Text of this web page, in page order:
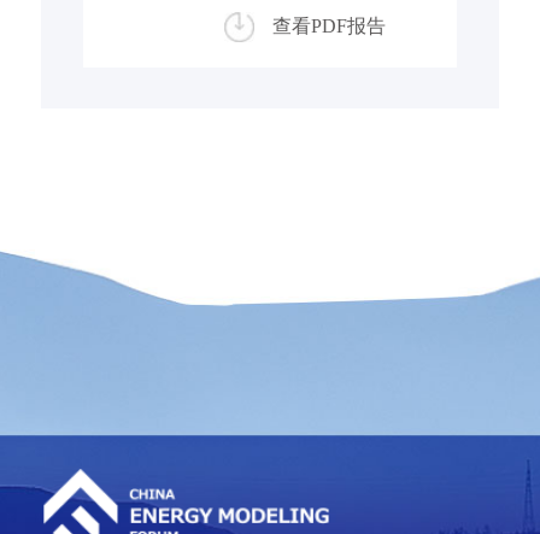
查看PDF报告